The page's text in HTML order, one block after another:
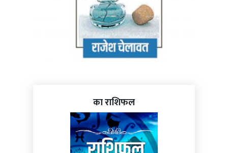
का राशिफल